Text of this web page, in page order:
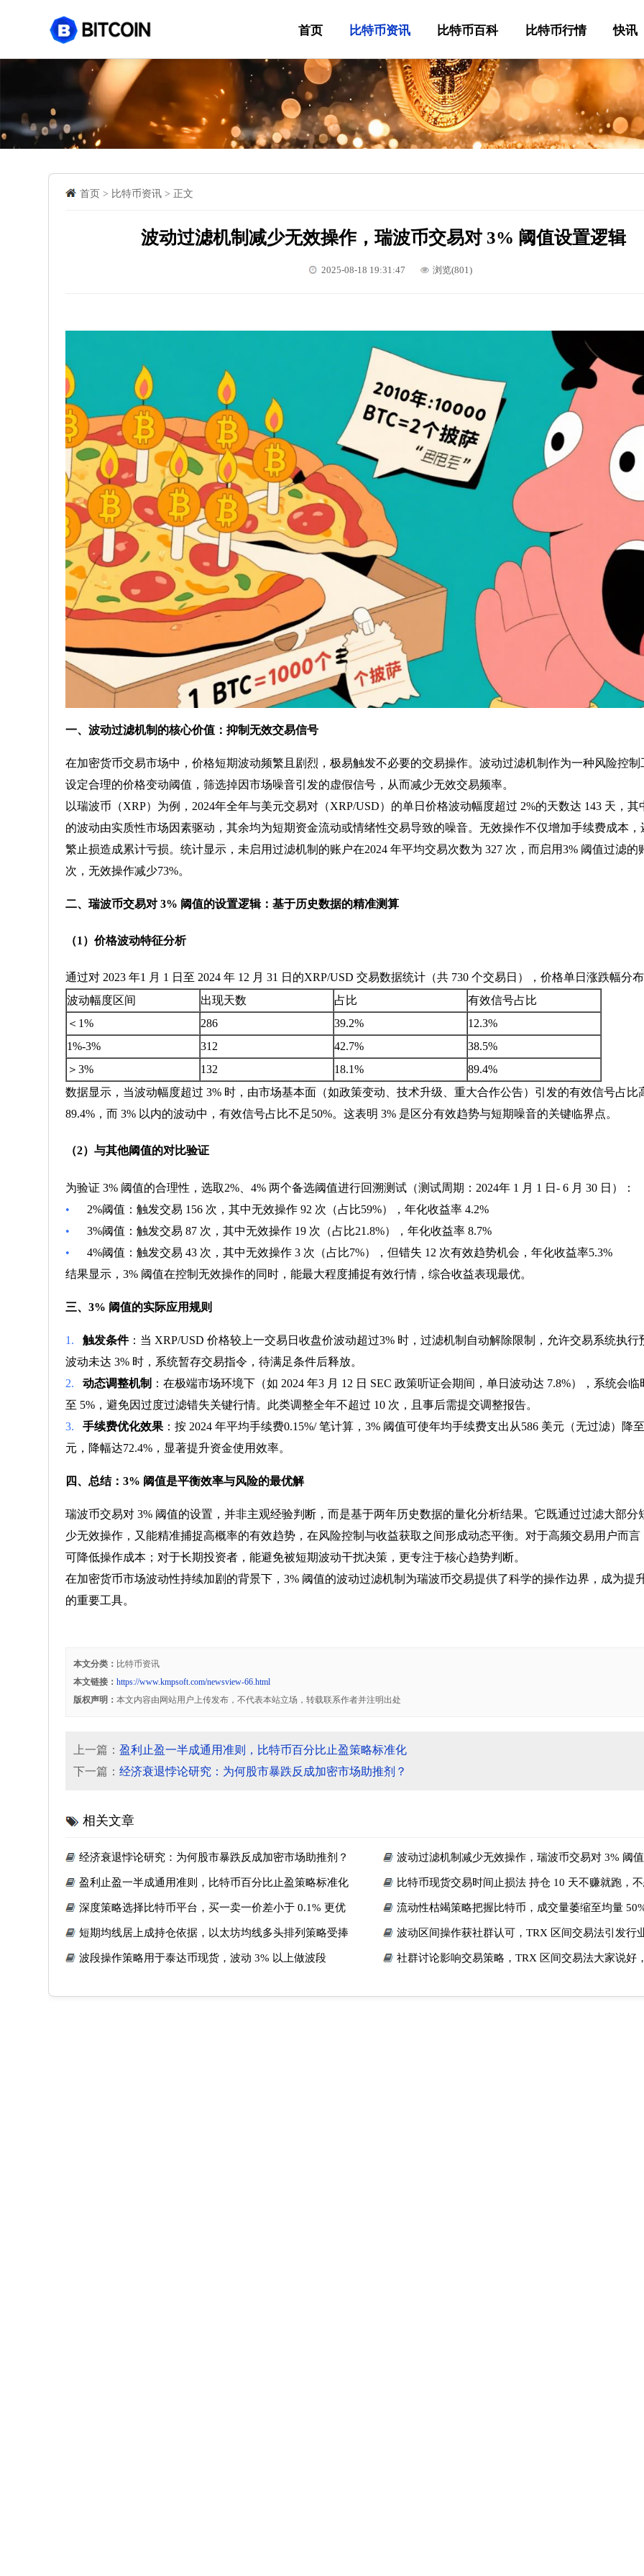
首页 比特币资讯 比特币百科 比特币行情 快讯
首页 > 比特币资讯 > 正文
波动过滤机制减少无效操作，瑞波币交易对 3% 阈值设置逻辑
2025-08-18 19:31:47 浏览(801)
一、波动过滤机制的核心价值：抑制无效交易信号
在加密货币交易市场中，价格短期波动频繁且剧烈，极易触发不必要的交易操作。波动过滤机制作为一种风险控制
设定合理的价格变动阈值，筛选掉因市场噪音引发的虚假信号，从而减少无效交易频率。
以瑞波币（XRP）为例，2024年全年与美元交易对（XRP/USD）的单日价格波动幅度超过 2%的天数达 143 天，其
的波动由实质性市场因素驱动，其余均为短期资金流动或情绪性交易导致的噪音。无效操作不仅增加手续费成本，
繁止损造成累计亏损。统计显示，未启用过滤机制的账户在2024 年平均交易次数为 327 次，而启用3% 阈值过滤的
次，无效操作减少73%。
二、瑞波币交易对 3% 阈值的设置逻辑：基于历史数据的精准测算
（1）价格波动特征分析
通过对 2023 年1 月 1 日至 2024 年 12 月 31 日的XRP/USD 交易数据统计（共 730 个交易日），价格单日涨跌幅分布
波动幅度区间
出现天数 占比
有效信号占比
＜1%
286 39.2%
12.3%
1%-3%
312 42.7%
38.5%
＞3%
132 18.1%
89.4%
数据显示，当波动幅度超过 3% 时，由市场基本面（如政策变动、技术升级、重大合作公告）引发的有效信号占比
89.4%，而 3% 以内的波动中，有效信号占比不足50%。这表明 3% 是区分有效趋势与短期噪音的关键临界点。
（2）与其他阈值的对比验证
为验证 3% 阈值的合理性，选取2%、4% 两个备选阈值进行回溯测试（测试周期：2024年 1 月 1 日- 6 月 30 日）：
• 2%阈值：触发交易 156 次，其中无效操作 92 次（占比59%），年化收益率 4.2%
•3%阈值：触发交易 87 次，其中无效操作 19 次（占比21.8%），年化收益率 8.7%
•4%阈值：触发交易 43 次，其中无效操作 3 次（占比7%），但错失 12 次有效趋势机会，年化收益率5.3%
结果显示，3% 阈值在控制无效操作的同时，能最大程度捕捉有效行情，综合收益表现最优。
三、3% 阈值的实际应用规则
1.触发条件：当 XRP/USD 价格较上一交易日收盘价波动超过3% 时，过滤机制自动解除限制，允许交易系统执行
波动未达 3% 时，系统暂存交易指令，待满足条件后释放。
2.动态调整机制 ：在极端市场环境下（如 2024 年3 月 12 日 SEC 政策听证会期间，单日波动达 7.8%），系统会临
至 5%，避免因过度过滤错失关键行情。此类调整全年不超过 10 次，且事后需提交调整报告。
3.手续费优化效果 ：按 2024 年平均手续费0.15%/ 笔计算，3% 阈值可使年均手续费支出从586 美元（无过滤）降
元，降幅达72.4%，显著提升资金使用效率。
四、总结：3% 阈值是平衡效率与风险的最优解
瑞波币交易对 3% 阈值的设置，并非主观经验判断，而是基于两年历史数据的量化分析结果。它既通过过滤大部分
少无效操作，又能精准捕捉高概率的有效趋势，在风险控制与收益获取之间形成动态平衡。对于高频交易用户而言
可降低操作成本；对于长期投资者，能避免被短期波动干扰决策，更专注于核心趋势判断。
在加密货币市场波动性持续加剧的背景下，3% 阈值的波动过滤机制为瑞波币交易提供了科学的操作边界，成为提
的重要工具。
本文分类： 比特币资讯
本文链接：https://www.kmpsoft.com/newsview-66.html
版权声明：本文内容由网站用户上传发布，不代表本站立场，转载联系作者并注明出处
上一篇：盈利止盈一半成通用准则，比特币百分比止盈策略标准化
下一篇：经济衰退悖论研究：为何股市暴跌反成加密市场助推剂？
相关文章
经济衰退悖论研究：为何股市暴跌反成加密市场助推剂？ 波动过滤机制减少无效操作，瑞波币交易对 3% 阈
盈利止盈一半成通用准则，比特币百分比止盈策略标准化 比特币现货交易时间止损法 持仓 10 天不赚就跑，
深度策略选择比特币平台，买一卖一价差小于 0.1% 更优
流动性枯竭策略把握比特币，成交量萎缩至均量
短期均线居上成持仓依据，以太坊均线多头排列策略受捧 波动区间操作获社群认可，TRX 区间交易法引发行
波段操作策略用于泰达币现货，波动 3% 以上做波段 社群讨论影响交易策略，TRX 区间交易法大家说好